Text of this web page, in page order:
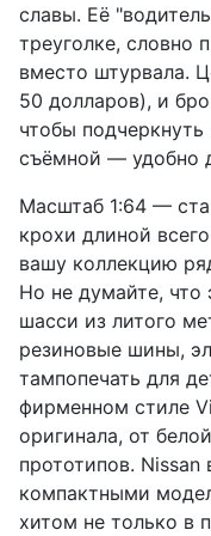
славы. Её
треуголке, словно
вместо штурвала.
50 долларов), и
чтобы
съёмной — удобно
Масштаб 1:64 —
крохи длиной
вашу коллекцию
Но не думайте, что
шасси из литого
резиновые шины,
тампопечать для
фирменном стиле
оригинала, от
прототипов.
компактными
хитом не только в